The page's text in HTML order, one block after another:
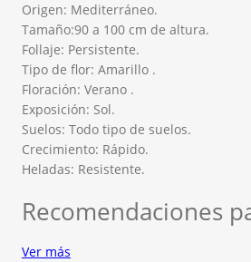
Origen: Mediterráneo.
Tamaño:90 a 100 cm de altura.
Follaje: Persistente.
Tipo de flor: Amarillo .
Floración: Verano .
Exposición: Sol.
Suelos: Todo tipo de suelos.
Crecimiento: Rápido.
Heladas: Resistente.
Recomendaciones
Ver más